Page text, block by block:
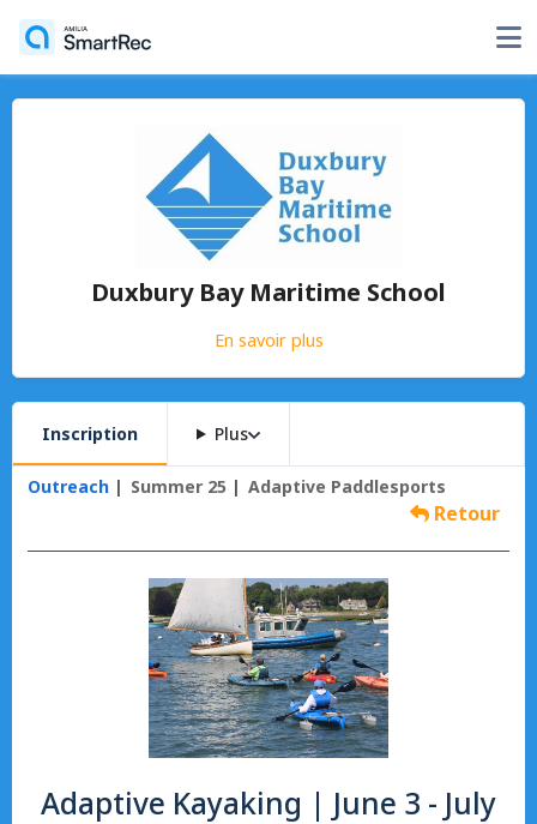
Duxbury Bay Maritime School
En savoir plus
Inscription Plus
Outreach Summer 25 Adaptive Paddlesports
Retour
Adaptive Kayaking | June 3 - July